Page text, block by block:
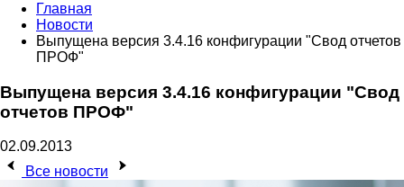
Главная
Новости
Выпущена версия 3.4.16 конфигурации "Свод отчетов
ПРОФ"
Выпущена версия 3.4.16 конфигурации "Свод
отчетов ПРОФ"
02.09.2013
Все новости